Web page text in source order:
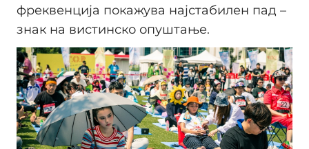
фреквенција покажува најстабилен пад –
знак на вистинско опуштање.